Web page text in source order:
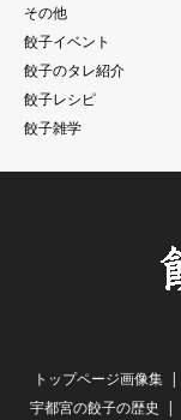
その他
餃子イベント
餃子のタレ紹介
餃子レシピ
餃子雑学
トップページ画像集
宇都宮の餃子の歴史